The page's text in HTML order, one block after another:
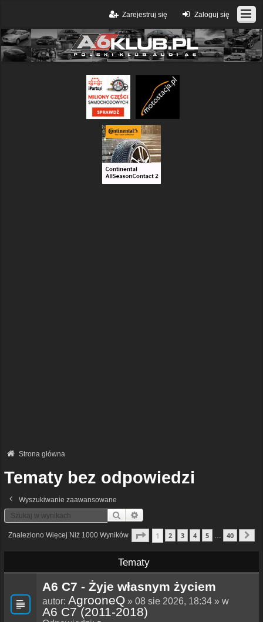
Zaloguj się
Zarejestruj się
Strona główna
Tematy bez odpowiedzi
Wyszukiwanie zaawansowane
Szukaj
Znaleziono Więcej Niż 1000 Wyników Strona1 40
1 2 3 4 5 40
Tematy
A6 C7 - Żyje własnym życiem
autor: AgrooneQ » 08 sie 2026, 18:34 » w
A6 C7 (2011-2018)